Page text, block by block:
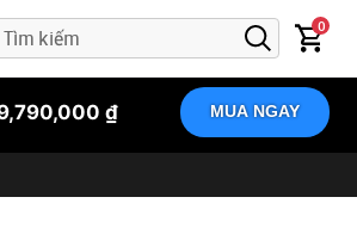
0
₫ MUA NGAY